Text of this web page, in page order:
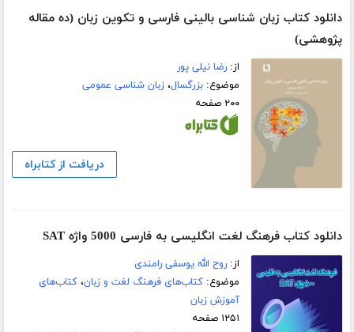
دانلود کتاب زبان شناسی بالینی فارسی و تکوین زبان (ده مقاله
پژوهشی)
از:رضا نیلی پور
موضوع:بزرگسال،زبان شناسی عمومی
۲۰۰ صفحه
دریافت از کتابراه
دانلود کتاب فرهنگ لغت انگلیسی به فارسی 5000 واژه SAT
از:روح الله یوسفی رامندی
موضوع:کتاب‌های فرهنگ لغت و زبان،کتاب‌های
آموزش زبان
۱۲۵۱ صفحه